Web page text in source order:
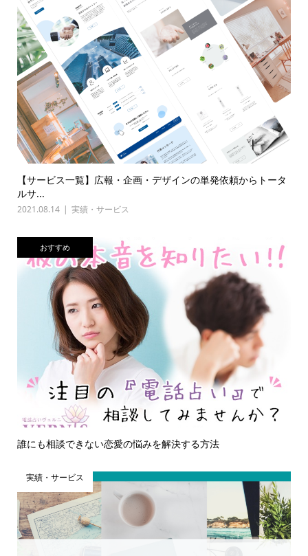
【サービス一覧】広報・企画・デザインの単発依頼からトータ
ルサ...
2021.08.14 実績・サービス
おすすめ
誰にも相談できない恋愛の悩みを解決する方法
実績・サービス